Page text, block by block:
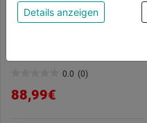
0.0 (0)
von
88,99€
anzeigen" findest du
unterschiedlichen
Konfigurieren" kannst
du zulassen möchtest
Weitere Informationen
Datenschutzerklärung
Details anzeigen